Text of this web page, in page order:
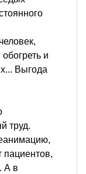
и
Выгода
труд.
пациентов,
А в